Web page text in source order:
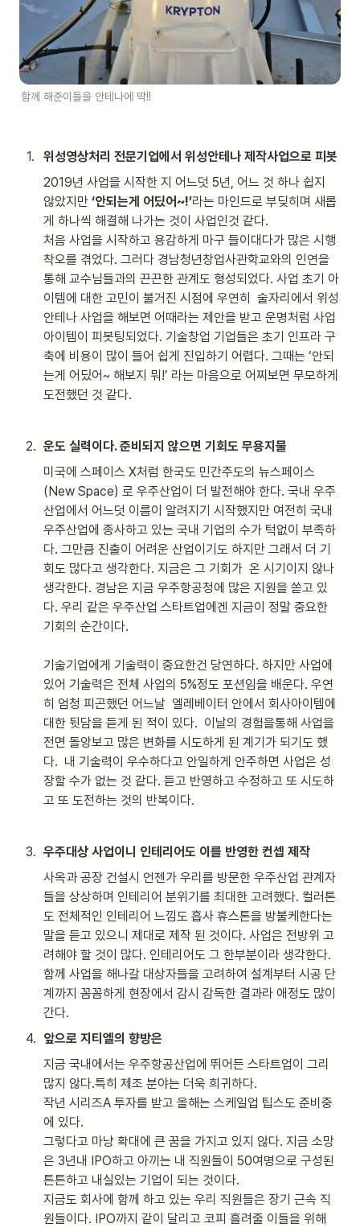
함께 해준이들을 안테나에 딱!!
1.
위성영상처리 전문기업에서 위성안테나 제작사업으로 피봇
2019년 사업을 시작한 지 어느덧 5년, 어느 것 하나 쉽지
않았지만 ‘안되는게 어딨어~!’라는 마인드로 부딪히며 새롭
게 하나씩 해결해 나가는 것이 사업인것 같다.
처음 사업을 시작하고 용감하게 마구 들이대다가 많은 시행
착오를 겪었다. 그러다 경남청년창업사관학교와의 인연을
통해 교수님들과의 끈끈한 관계도 형성되었다. 사업 초기 아
이템에 대한 고민이 불거진 시점에 우연히  술자리에서 위성
안테나 사업을 해보면 어때라는 제안을 받고 운명처럼 사업
아이템이 피봇팅되었다. 기술창업 기업들은 초기 인프라 구
축에 비용이 많이 들어 쉽게 진입하기 어렵다. 그때는 ‘안되
는게 어딨어~ 해보지 뭐!’ 라는 마음으로 어찌보면 무모하게
도전했던 것 같다.
2. 운도 실력이다. 준비되지 않으면 기회도 무용지물
미국에 스페이스 X처럼 한국도 민간주도의 뉴스페이스
(New Space) 로 우주산업이 더 발전해야 한다. 국내 우주
산업에서 어느덧 이름이 알려지기 시작했지만 여전히 국내
우주산업에 종사하고 있는 국내 기업의 수가 턱없이 부족하
다. 그만큼 진출이 어려운 산업이기도 하지만 그래서 더 기
회도 많다고 생각한다. 지금은 그 기회가  온 시기이지 않나
생각한다. 경남은 지금 우주항공청에 많은 지원을 쏟고 있
다. 우리 같은 우주산업 스타트업에겐 지금이 정말 중요한
기회의 순간이다.
기술기업에게 기술력이 중요한건 당연하다. 하지만 사업에
있어 기술력은 전체 사업의 5%정도 포션임을 배운다. 우연
히 엄청 피곤했던 어느날  엘레베이터 안에서 회사아이템에
대한 뒷담을 듣게 된 적이 있다.  이날의 경험을통해 사업을
전면 돌앙보고 많은 변화를 시도하게 된 계기가 되기도 했
다.  내 기술력이 우수하다고 안일하게 안주하면 사업은 성
장할 수가 없는 것 같다. 듣고 반영하고 수정하고 또 시도하
고 또 도전하는 것의 반복이다.
3. 우주대상 사업이니 인테리어도 이를 반영한 컨셉 제작
사옥과 공장 건설시 언젠가 우리를 방문한 우주산업 관계자
들을 상상하며 인테리어 분위기를 최대한 고려했다. 컬러톤
도 전체적인 인테리어 느낌도 흡사 휴스톤을 방불케한다는
말을 듣고 있으니 제대로 제작 된 것이다. 사업은 전방위 고
려해야 할 것이 많다. 인테리어도 그 한부분이라 생각한다.
함께 사업을 해나갈 대상자들을 고려하여 설계부터 시공 단
계까지 꼼꼼하게 현장에서 감시 감독한 결과라 애정도 많이
간다.
4. 앞으로 지티엘의 향방은
지금 국내에서는 우주항공산업에 뛰어든 스타트업이 그리
많지 않다.특히 제조 분야는 더욱 희귀하다.
작년 시리즈A 투자를 받고 올해는 스케일업 팁스도 준비중
에 있다.
그렇다고 마냥 확대에 큰 꿈을 가지고 있지 않다. 지금 소망
은 3년내 IPO하고 아끼는 내 직원들이 50여명으로 구성된
튼튼하고 내실있는 기업이 되는 것이다.
지금도 회사에 함께 하고 있는 우리 직원들은 장기 근속 직
원들이다. IPO까지 같이 달리고 코피 흘려줄 이들을 위해